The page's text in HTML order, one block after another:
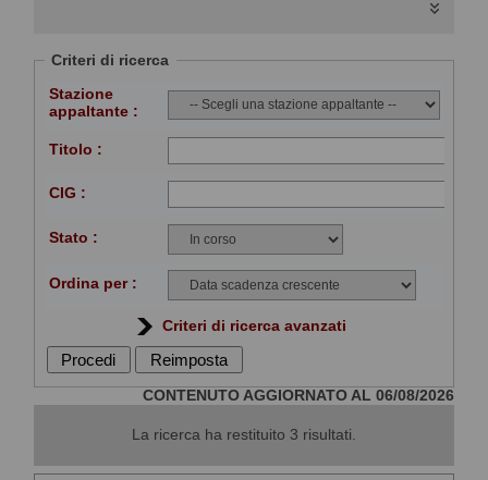
Criteri di ricerca
Stazione
appaltante :
Titolo :
CIG :
Stato :
Ordina per :
Criteri di ricerca avanzati
CONTENUTO AGGIORNATO AL 06/08/2026
La ricerca ha restituito 3 risultati.